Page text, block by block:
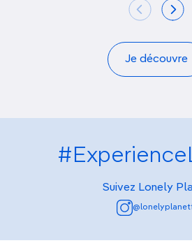
Je découvre
Suivez Lonely